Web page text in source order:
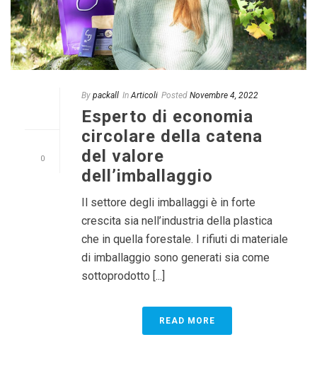
0
By packall In Articoli Posted Novembre 4, 2022
Esperto di economia
circolare della catena
del valore
dell’imballaggio
Il settore degli imballaggi è in forte
crescita sia nell’industria della plastica
che in quella forestale. I rifiuti di materiale
di imballaggio sono generati sia come
sottoprodotto [...]
READ MORE